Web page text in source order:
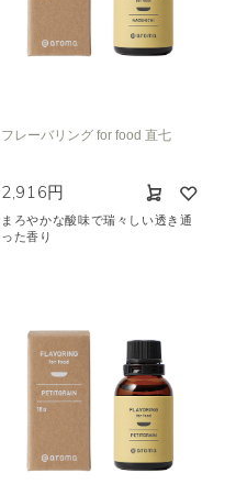
フレーバリング for food 直七
2,916円
まろやかな酸味で瑞々しい透き通
った香り